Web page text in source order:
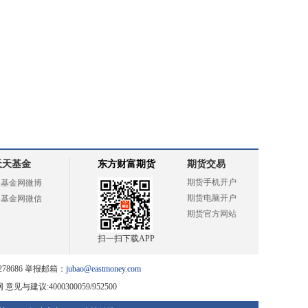
天基金
金网微博
金网微信
东方财富期货
扫一扫下载APP
期货交易
期货手机开户
期货电脑开户
期货官方网站
举报邮箱： jubao@eastmoney.com
意见与建议:4000300059/952500